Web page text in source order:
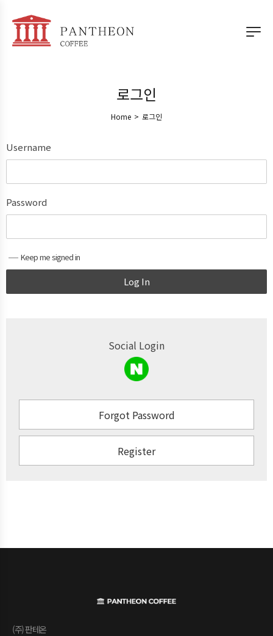
로그인
Home > 로그인
Username
Password
Keep me signed in
Log In
Social Login
Forgot Password
Register
(주) 판테온